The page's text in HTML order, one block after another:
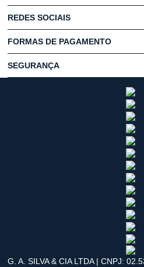
REDES SOCIAIS
FORMAS DE PAGAMENTO
SEGURANÇA
G. A. SILVA & CIA LTDA | CNPJ: